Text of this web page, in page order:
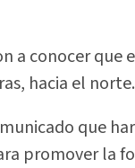
a conocer que
hacia el norte.
que
promover la